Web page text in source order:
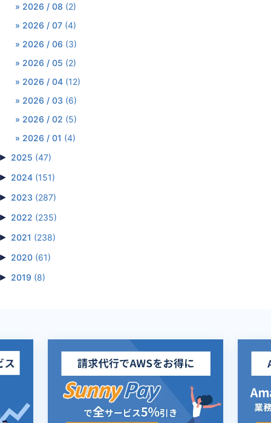
2026 / 08 (2)
2026 / 07 (4)
2026 / 06 (3)
2026 / 05 (2)
2026 / 04 (12)
2026 / 03 (6)
2026 / 02 (5)
2026 / 01 (4)
2025 (47)
2024 (151)
2023 (287)
2022 (235)
2021 (238)
2020 (61)
2019 (8)